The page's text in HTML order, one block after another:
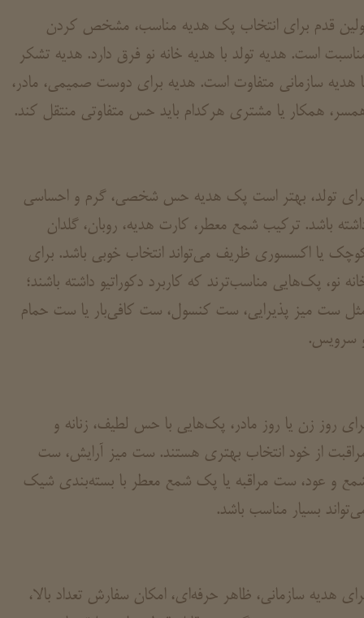
قدم برای انتخاب پک هدیه مناسب، مشخص کردن
است. هدیه تولد با هدیه خانه نو فرق دارد. هدیه تشکر
هدیه سازمانی متفاوت است. هدیه برای دوست صمیمی، مادر،
همکار یا مشتری هرکدام باید حس متفاوتی منتقل کند.
تولد، بهتر است پک هدیه حس شخصی، گرم و احساسی
باشد. ترکیب شمع معطر، کارت هدیه، روبان، گلدان
یا اکسسوری ظریف می‌تواند انتخاب خوبی باشد. برای
نو، پک‌هایی مناسب‌ترند که کاربرد دکوراتیو داشته باشند؛
ست میز پذیرایی، ست کنسول، ست کافی‌بار یا ست حمام
سرویس.
روز زن یا روز مادر، پک‌هایی با حس لطیف، زنانه و
از خود انتخاب بهتری هستند. ست میز آرایش، ست
و عود، ست مراقبه یا پک شمع معطر با بسته‌بندی شیک
بسیار مناسب باشد.
هدیه سازمانی، ظاهر حرفه‌ای، امکان سفارش تعداد بالا،